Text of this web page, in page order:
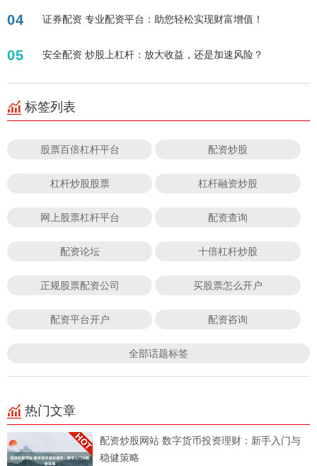
04 证券配资 专业配资平台：助您轻松实现财富增值！
05 安全配资 炒股上杠杆：放大收益，还是加速风险？
标签列表
股票百倍杠杆平台 配资炒股
杠杆炒股股票 杠杆融资炒股
网上股票杠杆平台 配资查询
配资论坛 十倍杠杆炒股
正规股票配资公司 买股票怎么开户
配资平台开户 配资咨询
全部话题标签
热门文章
配资炒股网站 数字货币投资理财：新手入门与
稳健策略